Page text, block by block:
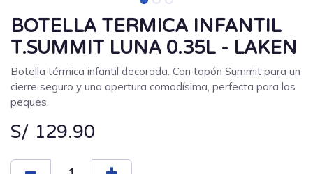
BOTELLA TERMICA INFANTIL
T.SUMMIT LUNA 0.35L - LAKEN
Botella térmica infantil decorada. Con tapón Summit para un
cierre seguro y una apertura comodísima, perfecta para los
peques.
S/ 129.90